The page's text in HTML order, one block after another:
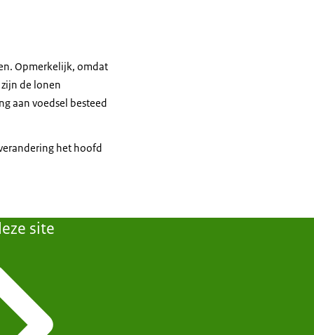
Opmerkelijk, omdat
de lonen
aan voedsel besteed
het hoofd
site